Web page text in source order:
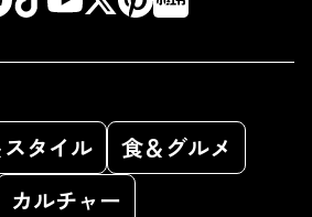
タイル
食＆グルメ
カルチャー